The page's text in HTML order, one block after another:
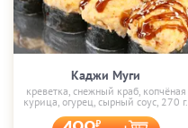
Каджи Муги
креветка, снежный краб, копчёная
курица, огурец, сырный соус, 270 г.